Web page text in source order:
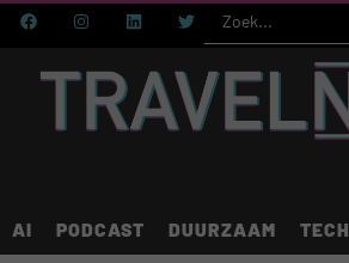
AI PODCAST DUURZAAM TECH